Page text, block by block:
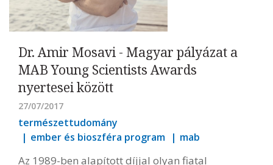
Dr. Amir Mosavi - Magyar pályázat a
MAB Young Scientists Awards
nyertesei között
27/07/2017
természettudomány
ember és bioszféra program
mab
Az 1989-ben alapított díjjal olyan fiatal